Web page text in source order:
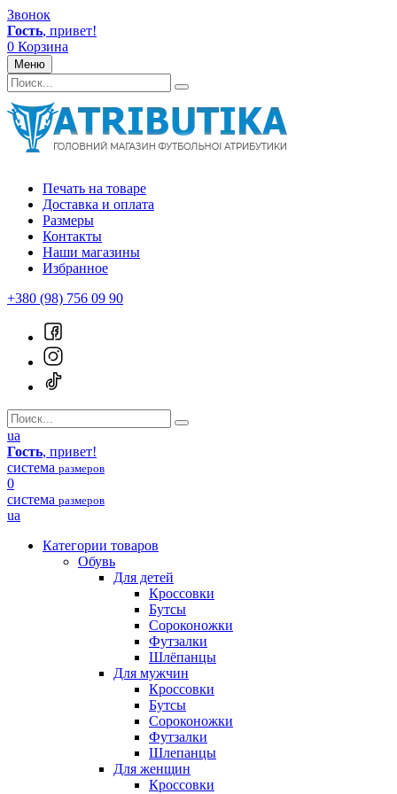
Звонок
Гость, привет!
0 Корзина
Меню
Печать на товаре
Доставка и оплата
Размеры
Контакты
Наши магазины
Избранное
+380 (98) 756 09 90
ua
Гость, привет!
система размеров
0
система размеров
ua
Категории товаров
Обувь
Для детей
Кроссовки
Бутсы
Сороконожки
Футзалки
Шлёпанцы
Для мужчин
Кроссовки
Бутсы
Сороконожки
Футзалки
Шлепанцы
Для женщин
Кроссовки